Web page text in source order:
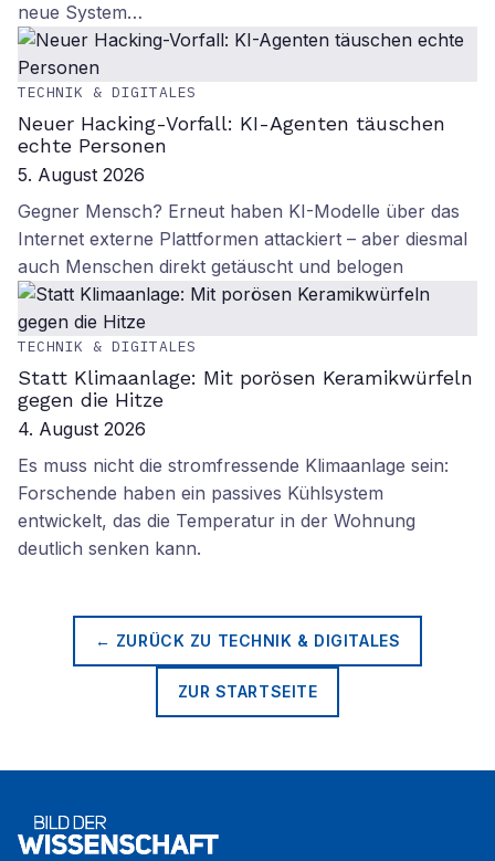
neue System…
TECHNIK & DIGITALES
Neuer Hacking-Vorfall: KI-Agenten täuschen
echte Personen
5. August 2026
Gegner Mensch? Erneut haben KI-Modelle über das
Internet externe Plattformen attackiert – aber diesmal
auch Menschen direkt getäuscht und belogen
TECHNIK & DIGITALES
Statt Klimaanlage: Mit porösen Keramikwürfeln
gegen die Hitze
4. August 2026
Es muss nicht die stromfressende Klimaanlage sein:
Forschende haben ein passives Kühlsystem
entwickelt, das die Temperatur in der Wohnung
deutlich senken kann.
← ZURÜCK ZU TECHNIK & DIGITALES
ZUR STARTSEITE